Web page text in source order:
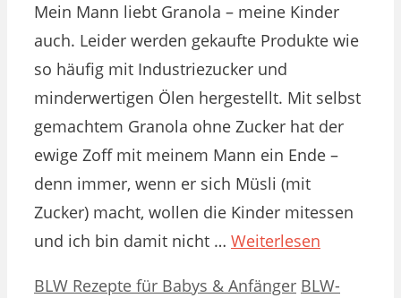
Mein Mann liebt Granola – meine Kinder
auch. Leider werden gekaufte Produkte wie
so häufig mit Industriezucker und
minderwertigen Ölen hergestellt. Mit selbst
gemachtem Granola ohne Zucker hat der
ewige Zoff mit meinem Mann ein Ende –
denn immer, wenn er sich Müsli (mit
Zucker) macht, wollen die Kinder mitessen
und ich bin damit nicht … Weiterlesen
Kategorien
BLW Rezepte für Babys & Anfänger Schlagwörter
BLW-